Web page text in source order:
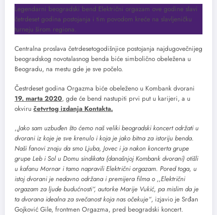
Legendarni beogradski bend Električni orgazam ove godine slavi
četrdeset godina postojanja i tim povodom kreće na slavljeničku
turneju širom regiona.
Centralna proslava četrdesetogodišnjice postojanja najdugovečnijeg
beogradskog novotalasnog benda biće simbolično obeležena u
Beogradu, na mestu gde je sve počelo.
Čestrdeset godina Orgazma biće obeleženo u Kombank dvorani
19. marta 2020, gde će bend nastupiti prvi put u karijeri, a u
okviru četvrtog izdanja Kontakta.
,,Jako sam uzbuđen što ćemo naš veliki beogradski koncert održati u
dvorani iz koje je sve krenulo i koja je jako bitna za istoriju benda.
Naši fanovi znaju da smo Ljuba, Jovec i ja nakon koncerta grupe
grupe Leb i Sol u Domu sindikata (današnjoj Kombank dvorani) otišli
u kafanu Mornar i tamo napravili Električni orgazam. Pored toga, u
istoj dvorani je nedavno održana i premijera filma o ,,Električni
orgazam za ljude budućnosti“, autorke Marije Vukić, pa mislim da je
ta dvorana idealna za svečanost koja nas očekuje“, izjavio je Srđan
Gojković Gile, frontmen Orgazma, pred beogradski koncert.